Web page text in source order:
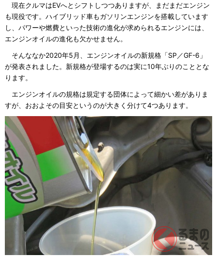
現在クルマはEVへとシフトしつつありますが、まだまだエンジン
も現役です。ハイブリッド車もガソリンエンジンを搭載しています
し、パワーや燃費といった技術の進化が求められるエンジンには、
エンジンオイルの進化も欠かせません。
そんななか2020年5月、エンジンオイルの新規格「SP／GF-6」
が発表されました。新規格が登場するのは実に10年ぶりのこととな
ります。
エンジンオイルの規格は規定する団体によって細かい差がありま
すが、おおよその目安というのが大きく分けて4つあります。